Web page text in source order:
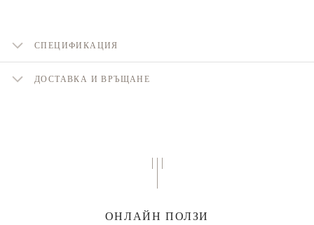
СПЕЦИФИКАЦИЯ
ДОСТАВКА И ВРЪЩАНЕ
ОНЛАЙН ПОЛЗИ